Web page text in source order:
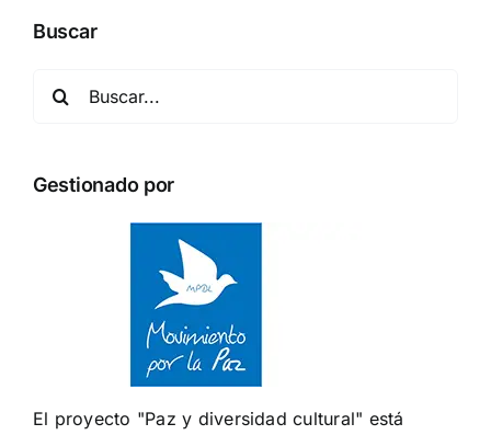
Buscar
Gestionado por
El proyecto "Paz y diversidad cultural" está